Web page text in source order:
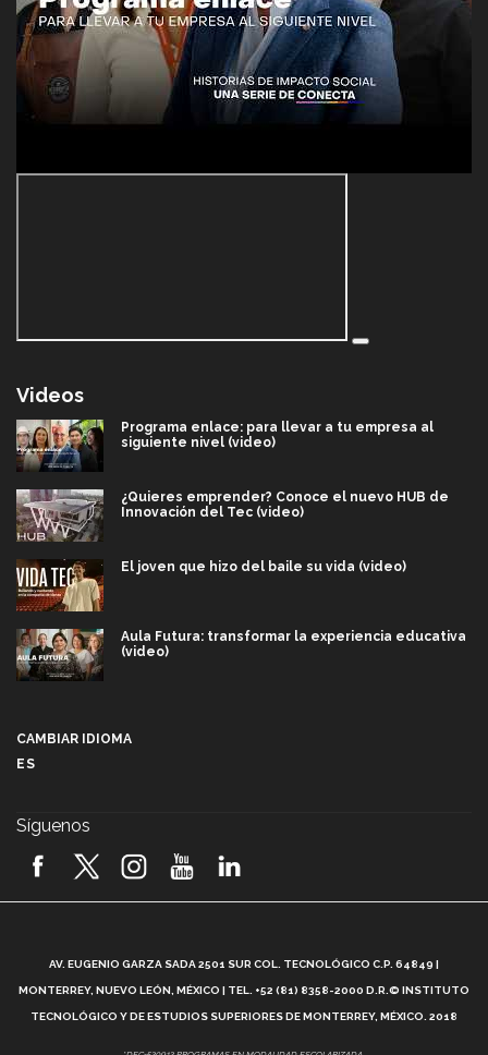
Videos
Programa enlace: para llevar a tu empresa al
siguiente nivel (video)
¿Quieres emprender? Conoce el nuevo HUB de
Innovación del Tec (video)
El joven que hizo del baile su vida (video)
Aula Futura: transformar la experiencia educativa
(video)
2026! (video)
¿Cómo es el Modelo Educativo Tec? (video)
CAMBIAR IDIOMA
ES
Síguenos
AV. EUGENIO GARZA SADA 2501 SUR COL. TECNOLÓGICO C.P. 64849 |
MONTERREY, NUEVO LEÓN, MÉXICO | TEL. +52 (81) 8358-2000 D.R.© INSTITUTO
TECNOLÓGICO Y DE ESTUDIOS SUPERIORES DE MONTERREY, MÉXICO. 2018